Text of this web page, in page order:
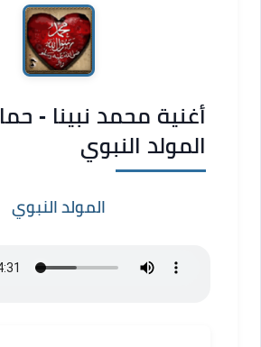
أغنية محمد نبينا -
المولد النبوي
المولد النبوي